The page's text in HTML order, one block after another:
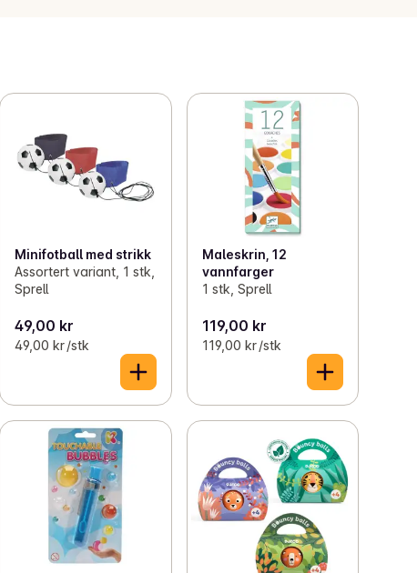
Minifotball med strikk
Assortert variant, 1 stk,
Sprell
49,00 kr
49,00 kr /stk
Maleskrin, 12
vannfarger
1 stk, Sprell
119,00 kr
119,00 kr /stk